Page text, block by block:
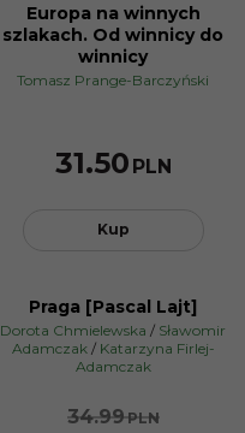
Europa na winnych
szlakach. Od winnicy do
winnicy
Tomasz Prange-Barczyński
31.50 PLN
Kup
Praga [Pascal Lajt]
Dorota Chmielewska / Sławomir
Adamczak / Katarzyna Firlej-
Adamczak
34.99PLN